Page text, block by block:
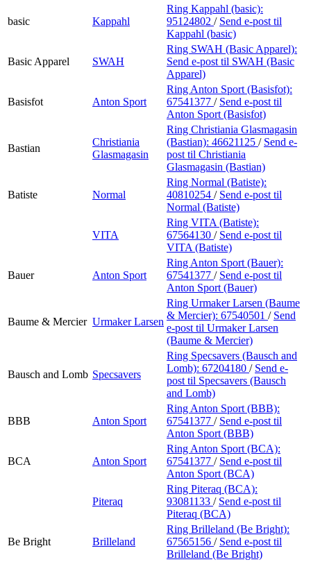
basic Kappahl
Ring Kappahl (basic):
95124802 / Send e-post til
Kappahl (basic)
Basic Apparel SWAH
Ring SWAH (Basic Apparel):
Send e-post til SWAH (Basic
Apparel)
Basisfot Anton Sport
Ring Anton Sport (Basisfot):
67541377 / Send e-post til
Anton Sport (Basisfot)
Bastian
Christiania
Glasmagasin
Ring Christiania Glasmagasin
(Bastian): 46621125 / Send e-
post til Christiania
Glasmagasin (Bastian)
Batiste Normal
Ring Normal (Batiste):
40810254 / Send e-post til
Normal (Batiste)
VITA
Ring VITA (Batiste):
67564130 / Send e-post til
VITA (Batiste)
Bauer Anton Sport
Ring Anton Sport (Bauer):
67541377 / Send e-post til
Anton Sport (Bauer)
Baume & Mercier Urmaker Larsen
Ring Urmaker Larsen (Baume
& Mercier): 67540501 / Send
e-post til Urmaker Larsen
(Baume & Mercier)
Bausch and Lomb Specsavers
Ring Specsavers (Bausch and
Lomb): 67204180 / Send e-
post til Specsavers (Bausch
and Lomb)
BBB Anton Sport
Ring Anton Sport (BBB):
67541377 / Send e-post til
Anton Sport (BBB)
BCA Anton Sport
Ring Anton Sport (BCA):
67541377 / Send e-post til
Anton Sport (BCA)
Piteraq
Ring Piteraq (BCA):
93081133 / Send e-post til
Piteraq (BCA)
Be Bright Brilleland
Ring Brilleland (Be Bright):
67565156 / Send e-post til
Brilleland (Be Bright)